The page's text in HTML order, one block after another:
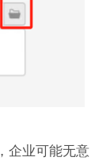
企业可能无意